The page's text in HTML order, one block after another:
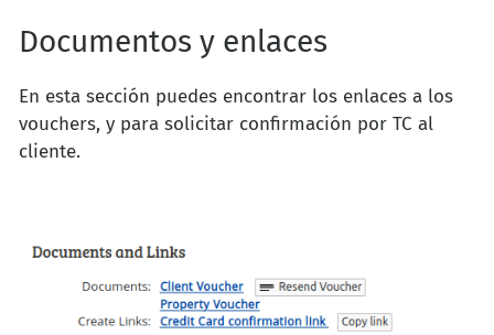
Documentos y enlaces
En esta sección puedes encontrar los enlaces a los
vouchers, y para solicitar confirmación por TC al
cliente.